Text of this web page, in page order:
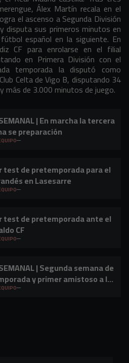
Álex Martín recala en el
el ascenso a Segunda División
disputa sus primeros minutos en
español en la siguiente. En
CF para enrolarse en el filial
en Primera División con el
temporada la disputó como
Celta de Vigo B, disputando 34
más de 3.000 minutos de juego.
| En marcha la tercera
se preparación
test de pretemporada para el
en Lasesarre
test de pretemporada ante el
CF
| Segunda semana de
y primer amistoso a la